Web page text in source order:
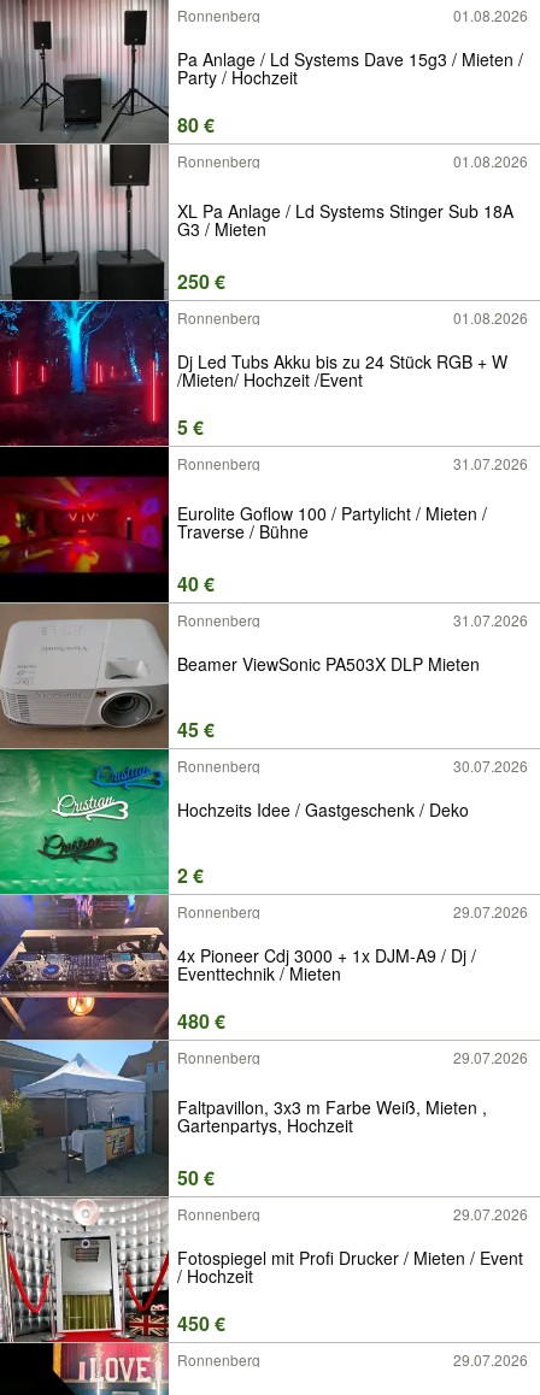
Ronnenberg 01.08.2026
Pa Anlage / Ld Systems Dave 15g3 / Mieten /
Party / Hochzeit
80 €
Ronnenberg 01.08.2026
XL Pa Anlage / Ld Systems Stinger Sub 18A
G3 / Mieten
250 €
Ronnenberg 01.08.2026
Dj Led Tubs Akku bis zu 24 Stück RGB + W
/Mieten/ Hochzeit /Event
5 €
Ronnenberg 31.07.2026
Eurolite Goflow 100 / Partylicht / Mieten /
Traverse / Bühne
40 €
Ronnenberg 31.07.2026
Beamer ViewSonic PA503X DLP Mieten
45 €
Ronnenberg 30.07.2026
Hochzeits Idee / Gastgeschenk / Deko
2 €
Ronnenberg 29.07.2026
4x Pioneer Cdj 3000 + 1x DJM-A9 / Dj /
Eventtechnik / Mieten
480 €
Ronnenberg 29.07.2026
Faltpavillon, 3x3 m Farbe Weiß, Mieten ,
Gartenpartys, Hochzeit
50 €
Ronnenberg 29.07.2026
Fotospiegel mit Profi Drucker / Mieten / Event
/ Hochzeit
450 €
Ronnenberg 29.07.2026